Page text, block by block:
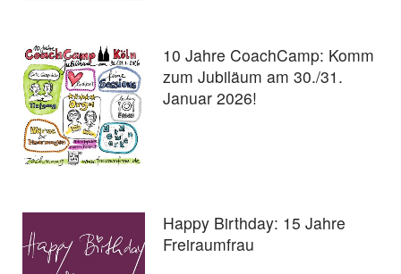
10 Jahre CoachCamp: Komm
zum Jubiläum am 30./31.
Januar 2026!
Happy Birthday: 15 Jahre
Freiraumfrau